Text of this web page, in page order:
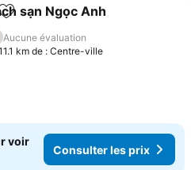
Ajouter à mes favoris
sạn Ngọc Anh
Aucune évaluation
km de : Centre-ville
voir
Consulter les prix